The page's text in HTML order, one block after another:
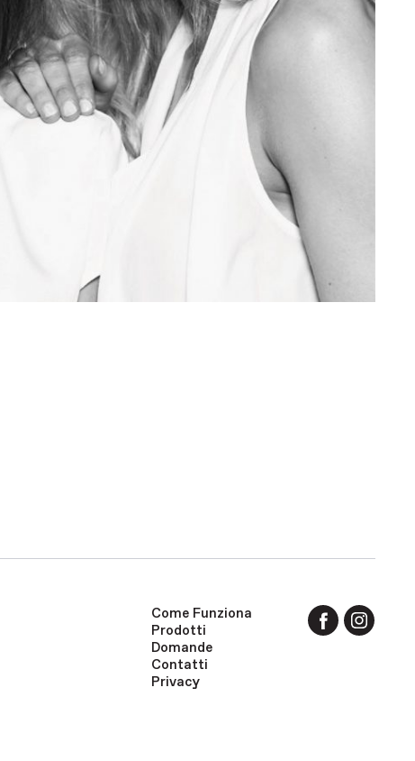
Come Funziona
Prodotti
Domande
Contatti
Privacy